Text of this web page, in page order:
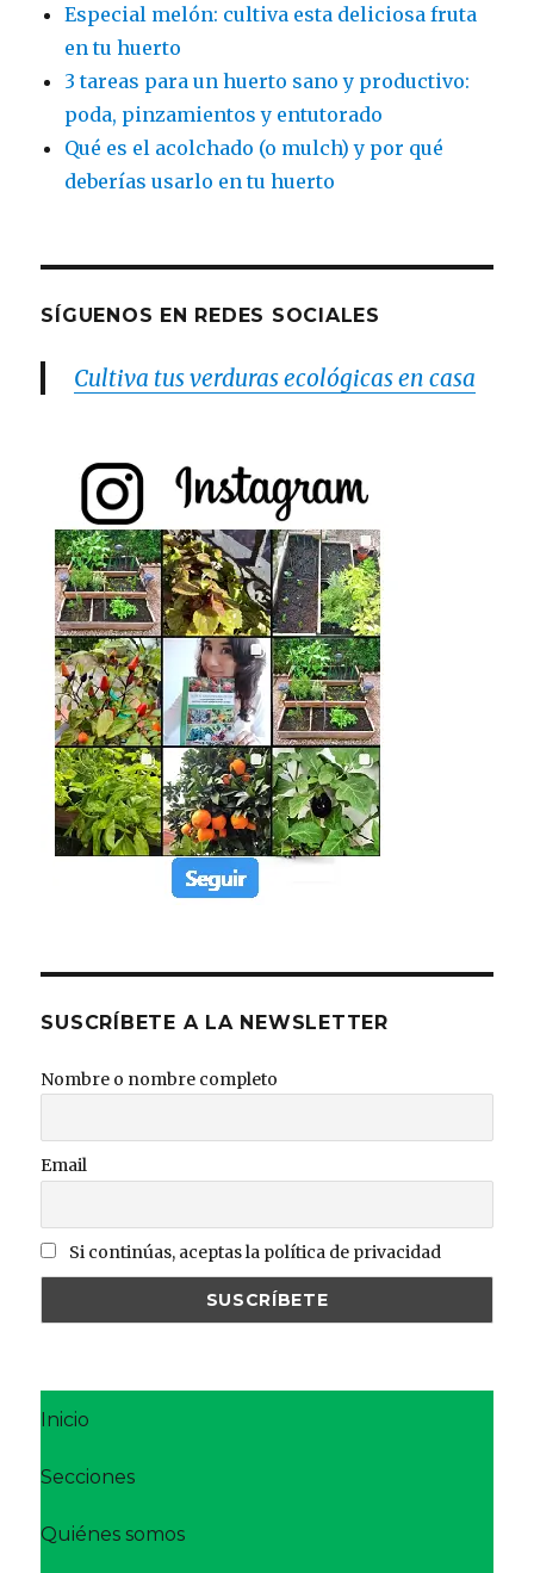
Especial melón: cultiva esta deliciosa fruta
en tu huerto
3 tareas para un huerto sano y productivo:
poda, pinzamientos y entutorado
Qué es el acolchado (o mulch) y por qué
deberías usarlo en tu huerto
SÍGUENOS EN REDES SOCIALES
Cultiva tus verduras ecológicas en casa
SUSCRÍBETE A LA NEWSLETTER
Nombre o nombre completo
Email
Si continúas, aceptas la política de privacidad
Inicio
Secciones
Quiénes somos